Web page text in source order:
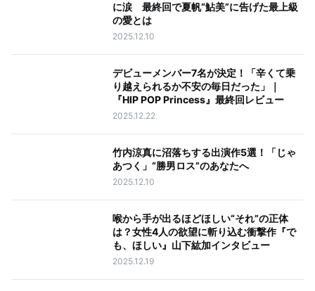
に涙 最終回で夏帆“鮎美”に告げた最上級
の愛とは
2025.12.10
デビューメンバー7名が決定！「辛くて乗
り越えられるか不安の毎日だった」｜
『HIP POP Princess』最終回レビュー
2025.12.22
竹内涼真に沼落ちする出演作5選！「じゃ
あつく」“勝男ロス”のあなたへ
2025.12.10
喉から手が出るほどほしい“それ”の正体
は？女性4人の欲望に斬り込む衝撃作『で
も、ほしい』山下紘加インタビュー
2025.12.19